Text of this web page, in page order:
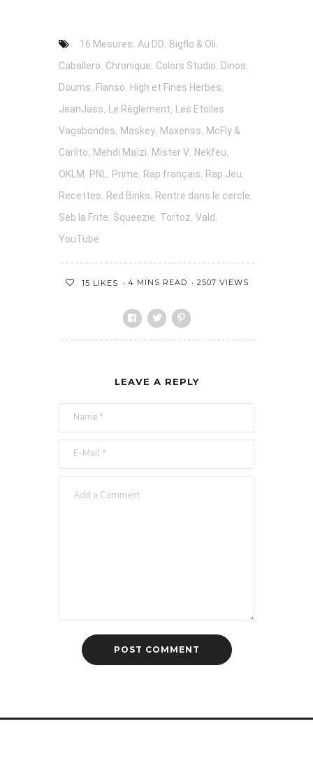
16 Mesures, Au DD, Bigflo & Oli,
Caballero, Chronique, Colors Studio, Dinos,
Doums, Fianso, High et Fines Herbes,
JeanJass, Le Règlement,
Les Etoiles
Vagabondes, Maskey, Maxenss, McFly &
Carlito, Mehdi Maïzi, Mister V, Nekfeu,
OKLM, PNL , Prime, Rap français, Rap Jeu,
Recettes, Red Binks, Rentre dans le cercle,
Seb la Frite, Squeezie, Tortoz, Vald,
YouTube
15 LIKES 4 MINS READ 2507 VIEWS
LEAVE A REPLY